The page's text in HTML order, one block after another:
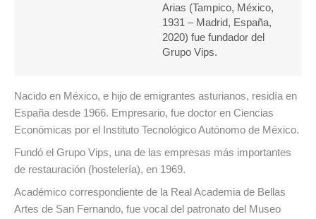
Arias (Tampico, México,
1931 – Madrid, España,
2020) fue fundador del
Grupo Vips.
Nacido en México, e hijo de emigrantes asturianos, residía en
España desde 1966. Empresario, fue doctor en Ciencias
Económicas por el Instituto Tecnológico Autónomo de México.
Fundó el Grupo Vips, una de las empresas más importantes
de restauración (hostelería), en 1969.
Académico correspondiente de la Real Academia de Bellas
Artes de San Fernando, fue vocal del patronato del Museo